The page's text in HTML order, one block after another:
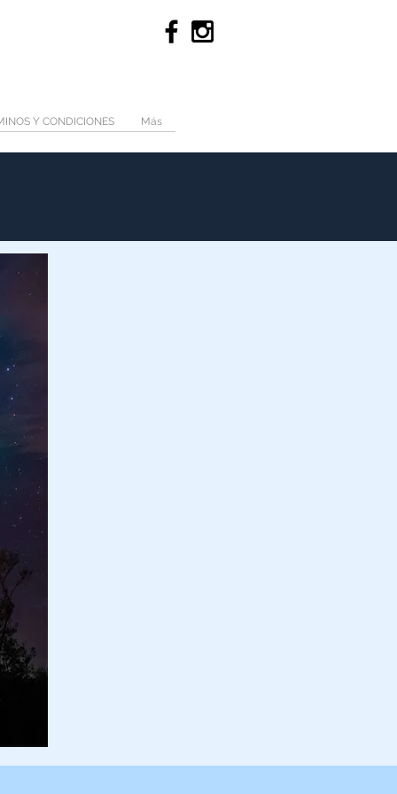
Y CONDICIONES Más